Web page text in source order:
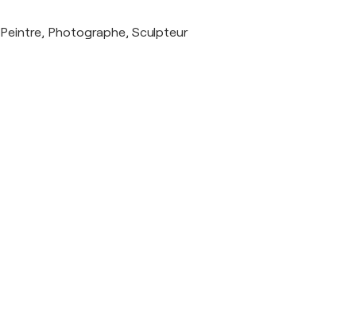
Peintre, Photographe, Sculpteur